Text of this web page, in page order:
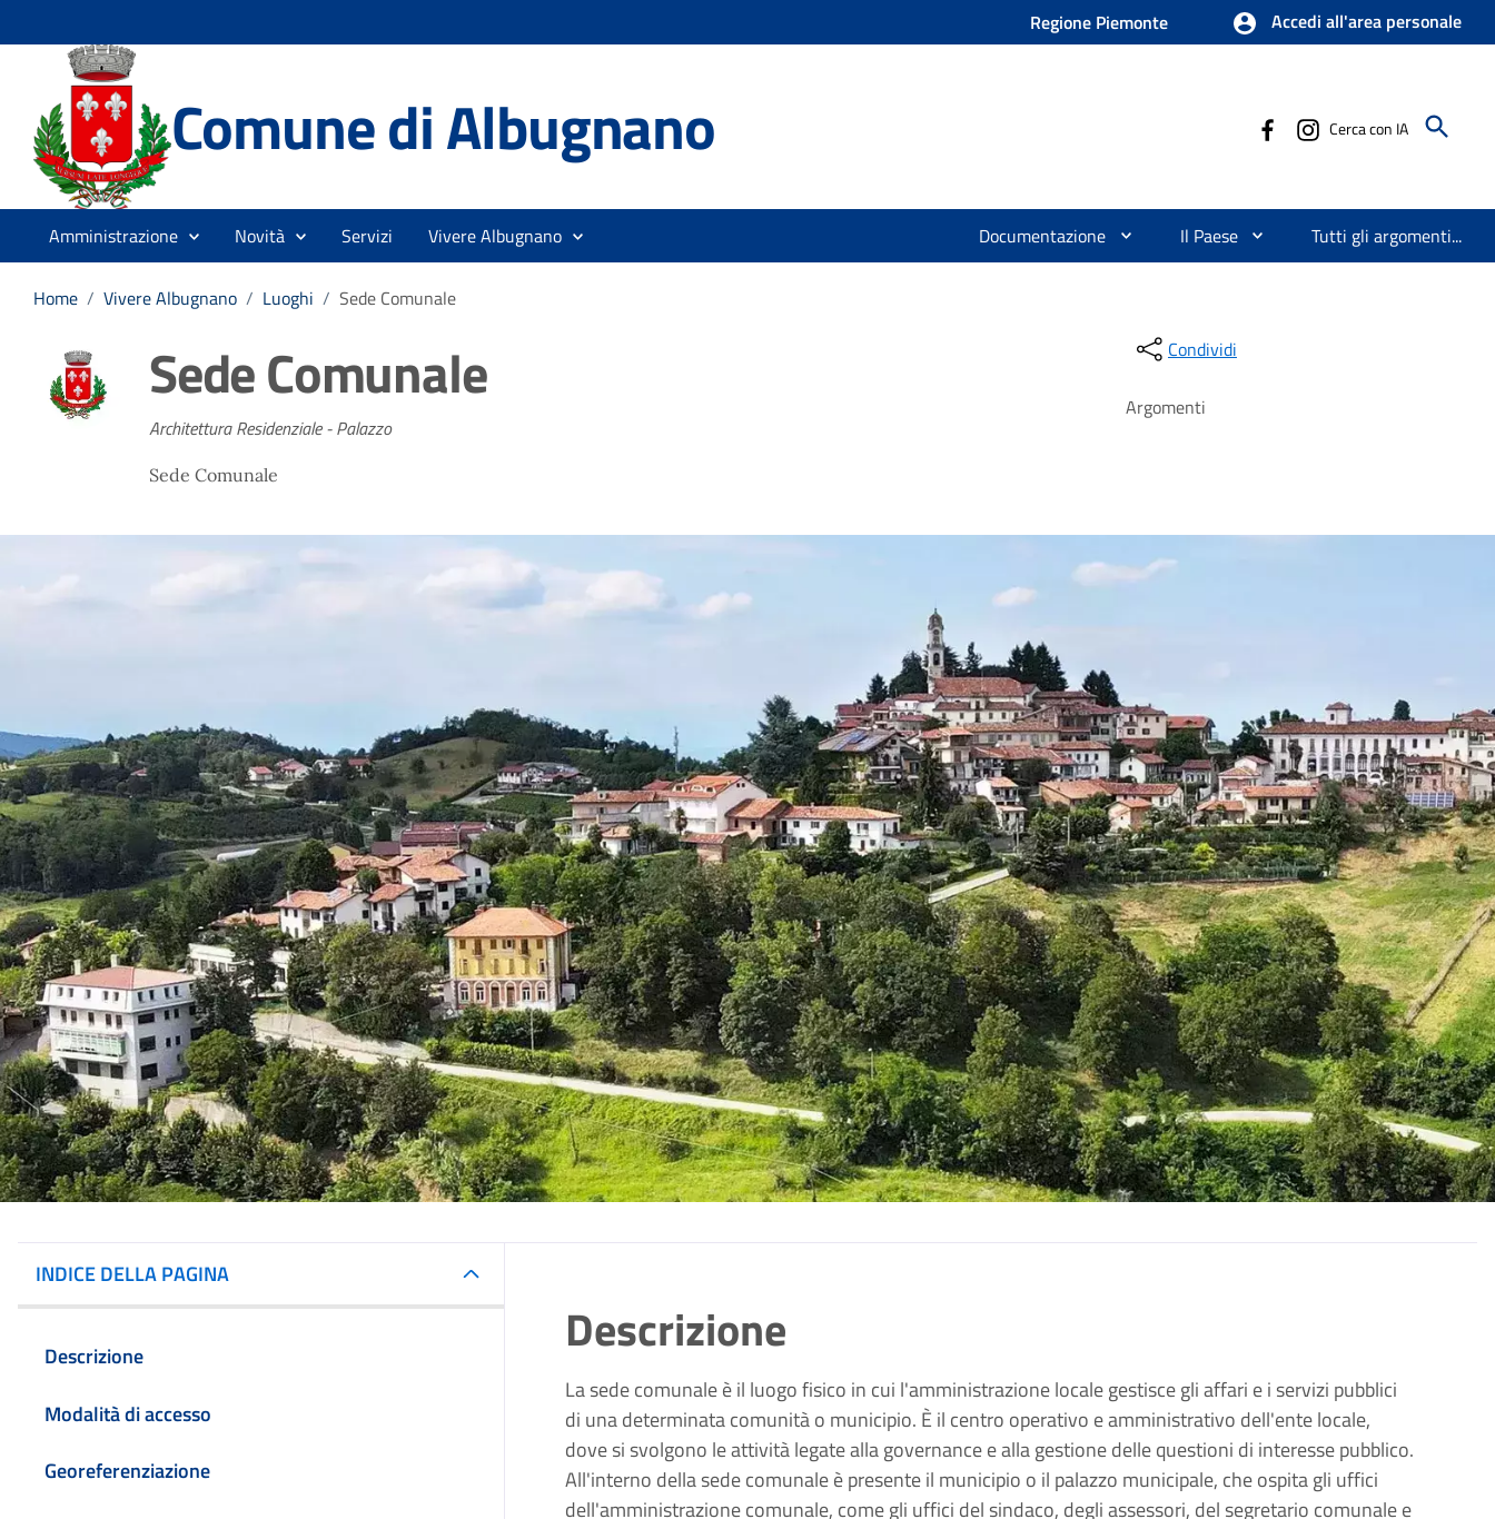
Regione Piemonte Accedi all'area personale
Comune di Albugnano Cerca con IA
Amministrazione Novità Servizi Vivere Albugnano Documentazione Il Paese Tutti gli argomenti...
Home / Vivere Albugnano / Luoghi / Sede Comunale
Sede Comunale
Architettura Residenziale - Palazzo
Sede Comunale
Condividi
Argomenti
INDICE DELLA PAGINA
Descrizione
Modalità di accesso
Georeferenziazione
Descrizione
La sede comunale è il luogo fisico in cui l'amministrazione locale gestisce gli affari e i servizi pubblici
di una determinata comunità o municipio. È il centro operativo e amministrativo dell'ente locale,
dove si svolgono le attività legate alla governance e alla gestione delle questioni di interesse pubblico.
All'interno della sede comunale è presente il municipio o il palazzo municipale, che ospita gli uffici
dell'amministrazione comunale, come gli uffici del sindaco, degli assessori, del segretario comunale e